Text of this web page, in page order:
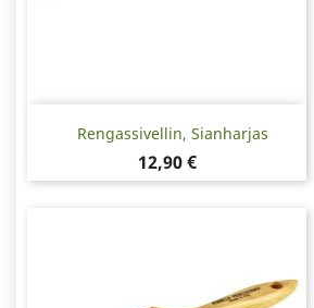
Rengassivellin, Sianharjas
Hinta
12,90 €